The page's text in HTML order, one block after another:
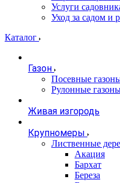
Услуги
Уход за садом и
Каталог
Газон
Посевные
Рулонные
Живая изгородь
Крупномеры
Лиственные
Акация
Бархат
Береза